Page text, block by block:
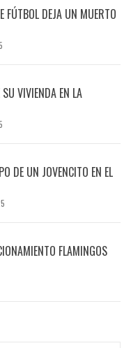
FÚTBOL DEJA UN MUERTO
VIVIENDA EN LA
DE UN JOVENCITO EN EL
FLAMINGOS